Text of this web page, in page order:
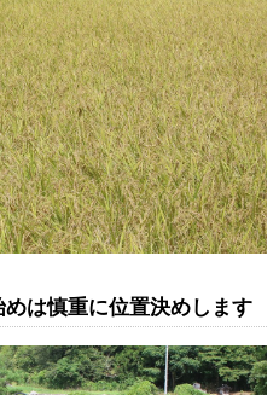
は慎重に位置決めします